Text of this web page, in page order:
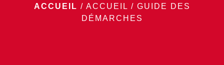
ACCUEIL / ACCUEIL / GUIDE DES
DÉMARCHES